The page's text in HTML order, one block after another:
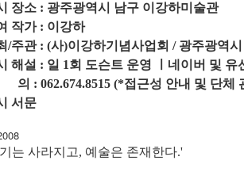
장소 : 광주광역시 남구 이강하미술관
작가 : 이강하
/주관 : (사)이강하기념사업회 / 광주광역
해설 : 일 1회 도슨트 운영 ㅣ네이버 및 유
의 : 062.674.8515 (*접근성 안내 및 단체
서문
는 사라지고, 예술은 존재한다.'